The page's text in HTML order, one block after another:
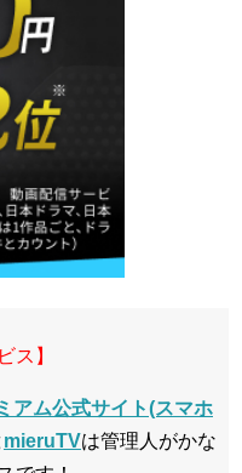
ス】
アム公式サイト(スマホ
mieruTVは管理人がかな